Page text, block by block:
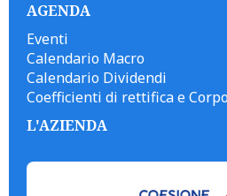
AGENDA
Eventi
Calendario Macro
Calendario Dividendi
Coefficienti di rettifica e
L'AZIENDA